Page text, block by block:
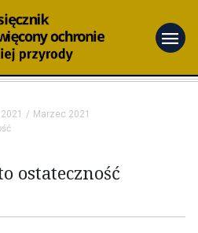
menu
2021
Marzec 2021
ostateczność